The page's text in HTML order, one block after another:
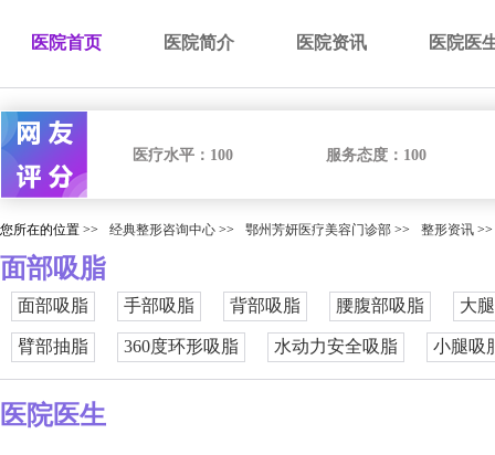
医院首页 医院简介 医院资讯 医院医
医疗水平： 100 服务态度： 100
您所在的位置 >> 经典整形咨询中心 >> 鄂州芳妍医疗美容门诊部 >> 整形资讯 >>
面部吸脂
面部吸脂 手部吸脂 背部吸脂 腰腹部吸脂 大
臂部抽脂 360度环形吸脂 水动力安全吸脂 小腿吸
医院医生